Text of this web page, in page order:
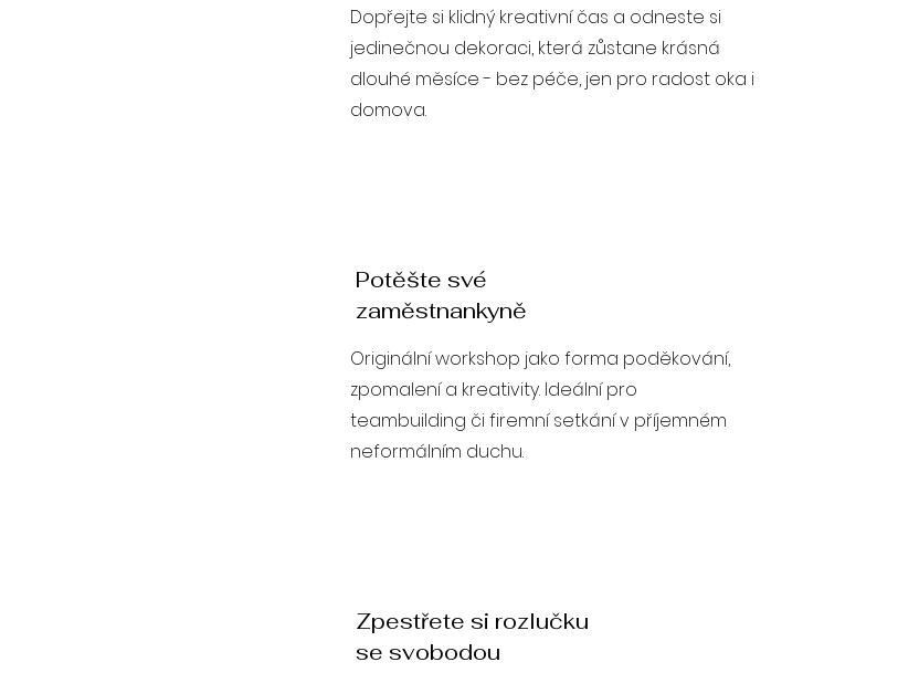
Dopřejte si klidný kreativní čas a odneste si
jedinečnou dekoraci, která zůstane krásná
dlouhé měsíce - bez péče, jen pro radost oka i
domova.
Potěšte své
zaměstnankyně
Originální workshop jako forma poděkování,
zpomalení a kreativity. Ideální pro
teambuilding či firemní setkání v příjemném
neformálním duchu.
Zpestřete si rozlučku
se svobodou